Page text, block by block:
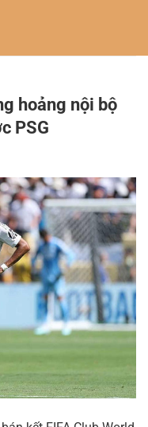
hoảng nội bộ
PSG